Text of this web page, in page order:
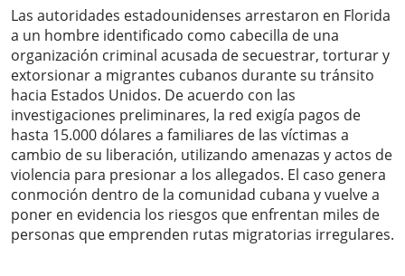
Las autoridades estadounidenses arrestaron en Florida
a un hombre identificado como cabecilla de una
organización criminal acusada de secuestrar, torturar y
extorsionar a migrantes cubanos durante su tránsito
hacia Estados Unidos. De acuerdo con las
investigaciones preliminares, la red exigía pagos de
hasta 15.000 dólares a familiares de las víctimas a
cambio de su liberación, utilizando amenazas y actos de
violencia para presionar a los allegados. El caso genera
conmoción dentro de la comunidad cubana y vuelve a
poner en evidencia los riesgos que enfrentan miles de
personas que emprenden rutas migratorias irregulares.